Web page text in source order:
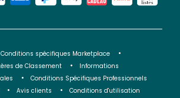
Conditions spécifiques Marketplace
de Classement
Informations
Conditions Spécifiques Professionnels
Avis clients
Conditions d'utilisation